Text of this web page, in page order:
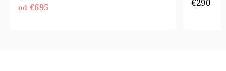
od €695 €290